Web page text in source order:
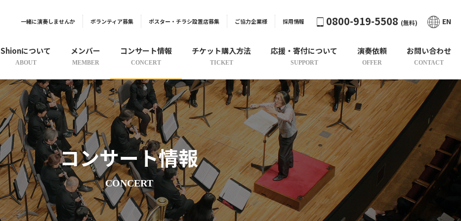
Shionについて
ABOUT
メンバー
MEMBER
コンサート情報
CONCERT
チケット購入方法
TICKET
応援・寄付について
SUPPORT
演奏依頼
OFFER
お問い合わせ
CONTACT
一緒に演奏しませんか ボランティア募集 ポスター・チラシ設置店募集 ご協力企業様 採用情報 0800-919-5508 (無料) EN
コンサート情報
CONCERT